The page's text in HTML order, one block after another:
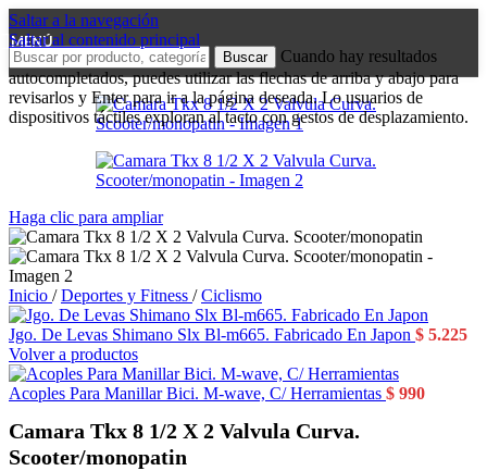
Saltar a la navegación
Saltar al contenido principal
MENÚ
Buscar
Cuando hay resultados
autocompletados, puedes utilizar las flechas de arriba y abajo para
revisarlos y Enter para ir a la página deseada. Lo usuarios de
dispositivos táctiles exploran al tacto con gestos de desplazamiento.
Haga clic para ampliar
Inicio / Deportes y Fitness / Ciclismo
Jgo. De Levas Shimano Slx Bl-m665. Fabricado En Japon $ 5.225
Volver a productos
Acoples Para Manillar Bici. M-wave, C/ Herramientas $ 990
Camara Tkx 8 1/2 X 2 Valvula Curva.
Scooter/monopatin